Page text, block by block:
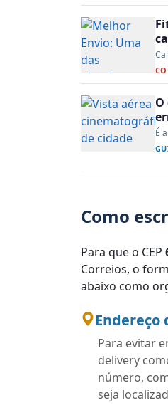
É
Como
Para que o CEP
Correios, o
abaixo como
Endereço
Para evitar
delivery
número,
seja